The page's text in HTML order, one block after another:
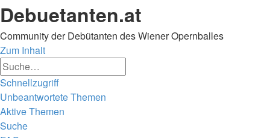
Debuetanten.at
Community der Debütanten des Wiener Opernballes
Zum Inhalt
Schnellzugriff
Unbeantwortete Themen
Aktive Themen
Suche